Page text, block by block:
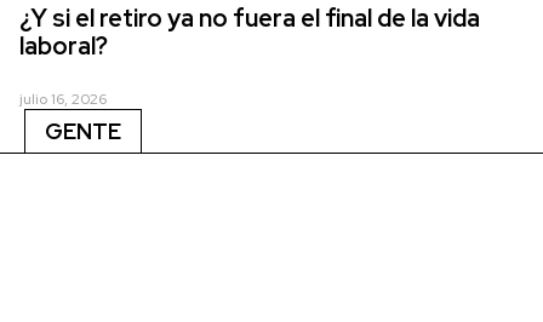
¿Y si el retiro ya no fuera el final de la vida
laboral?
julio 16, 2026
GENTE